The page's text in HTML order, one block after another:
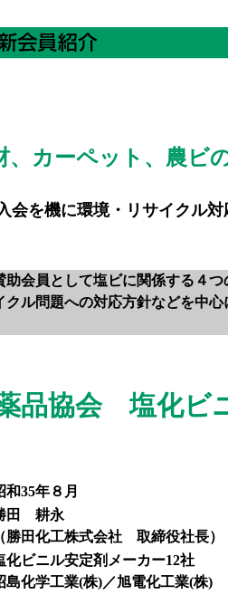
、カーペット、農ビ
を機に環境・リサイクル対
員として塩ビに関係する４つ
クル問題への対応方針などを中
品協会 塩化ビ
和35年８月
田 耕永
（勝田化工株式会社 取締役社長）
化ビニル安定剤メーカー12社
島化学工業(株)／旭電化工業(株)